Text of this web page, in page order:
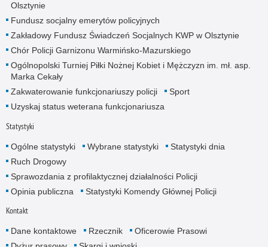
Olsztynie
Fundusz socjalny emerytów policyjnych
Zakładowy Fundusz Świadczeń Socjalnych KWP w Olsztynie
Chór Policji Garnizonu Warmińsko-Mazurskiego
Ogólnopolski Turniej Piłki Nożnej Kobiet i Mężczyzn im. mł. asp.
Marka Cekały
Zakwaterowanie funkcjonariuszy policji
Sport
Uzyskaj status weterana funkcjonariusza
Statystyki
Ogólne statystyki Wybrane statystyki
Statystyki dnia
Ruch Drogowy
Sprawozdania z profilaktycznej działalności Policji
Opinia publiczna
Statystyki Komendy Głównej Policji
Kontakt
Dane kontaktowe Rzecznik
Oficerowie Prasowi